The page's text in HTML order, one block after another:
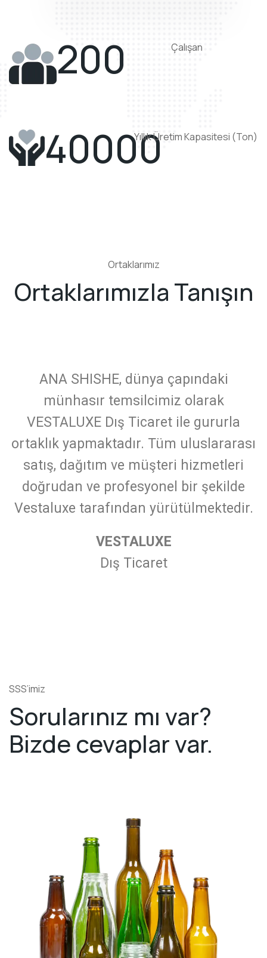
200 Çalışan
40000Yıllık Üretim Kapasitesi (Ton)
Ortaklarımız
Ortaklarımızla Tanışın
ANA SHISHE, dünya çapındaki
münhasır temsilcimiz olarak
VESTALUXE Dış Ticaret ile gururla
ortaklık yapmaktadır. Tüm uluslararası
satış, dağıtım ve müşteri hizmetleri
doğrudan ve profesyonel bir şekilde
Vestaluxe tarafından yürütülmektedir.
VESTALUXE
Dış Ticaret
SSS’imiz
Sorularınız mı var?
Bizde cevaplar var.